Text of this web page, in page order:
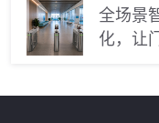
全场景
化，让